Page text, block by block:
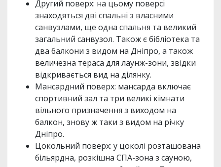
Другий поверх: на цьому поверсі
знаходяться дві спальні з власними
санвузлами, ще одна спальня та великий
загальний санвузол. Також є бібліотека та
два балкони з видом на Дніпро, а також
величезна тераса для лаунж-зони, звідки
відкривається вид на ділянку.
Мансардний поверх: мансарда включає
спортивний зал та три великі кімнати
вільного призначення з виходом на
балкон, знову ж таки з видом на річку
Дніпро.
Цокольний поверх: у цоколі розташована
більярдна, розкішна СПА-зона з сауною,